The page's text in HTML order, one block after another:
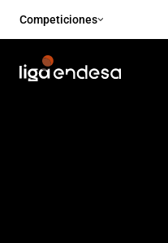
Competiciones